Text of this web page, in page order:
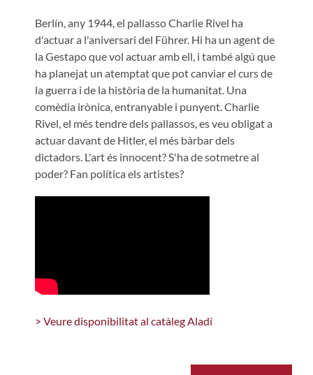
Berlín, any 1944, el pallasso Charlie Rivel ha
d'actuar a l'aniversari del Führer. Hi ha un agent de
la Gestapo que vol actuar amb ell, i també algú que
ha planejat un atemptat que pot canviar el curs de
la guerra i de la història de la humanitat. Una
comèdia irònica, entranyable i punyent. Charlie
Rivel, el més tendre dels pallassos, es veu obligat a
actuar davant de Hitler, el més bàrbar dels
dictadors. L'art és innocent? S'ha de sotmetre al
poder? Fan política els artistes?
> Veure disponibilitat al catàleg Aladí